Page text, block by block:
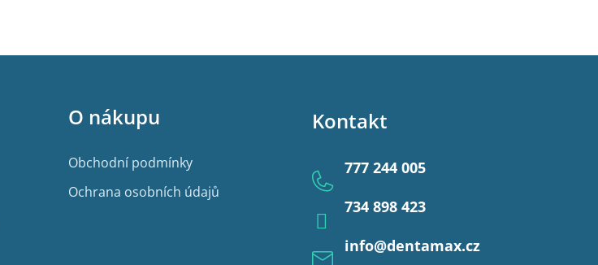
O nákupu
Obchodní podmínky
Ochrana osobních údajů
Kontakt
info@dentamax.cz
777 244 005
734 898 423